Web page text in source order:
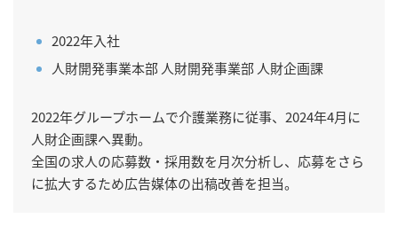
2022年入社
人財開発事業本部 人財開発事業部 人財企画課
2022年グループホームで介護業務に従事、2024年4月に
人財企画課へ異動。
全国の求人の応募数・採用数を月次分析し、応募をさら
に拡大するため広告媒体の出稿改善を担当。